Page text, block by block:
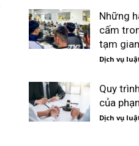
Những
cấm
tạm
Dịch vụ
Quy
của
Dịch vụ